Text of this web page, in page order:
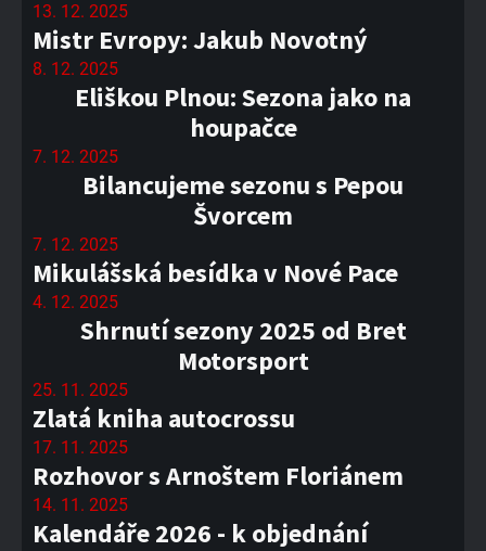
13. 12. 2025
Mistr Evropy: Jakub Novotný
8. 12. 2025
Eliškou Plnou: Sezona jako na
houpačce
7. 12. 2025
Bilancujeme sezonu s Pepou
Švorcem
7. 12. 2025
Mikulášská besídka v Nové Pace
4. 12. 2025
Shrnutí sezony 2025 od Bret
Motorsport
25. 11. 2025
Zlatá kniha autocrossu
17. 11. 2025
Rozhovor s Arnoštem Floriánem
14. 11. 2025
Kalendáře 2026 - k objednání